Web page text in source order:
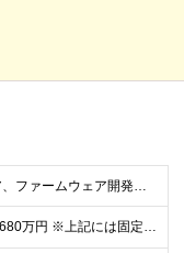
◆組み込みソフトウェア、ファームウェア開発実務経験３年以上 ◆組み込みリアルタイムOS（μiTRON, Free RTOS等）の使用経験１年以上 ◆基本情報技術者または応用情報技術者試験取得
┃初年度想定年収510～680万円 ※上記には固定残業代20時間分を含みます 超過分は別途支給いたします ※試用期間あり（3ヶ月） 期間中、欠勤が発生しなければ待遇などの変更はありません